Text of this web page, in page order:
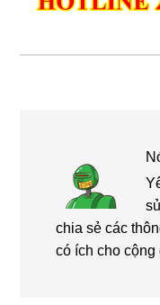
chia sẻ các
có ích cho cộng